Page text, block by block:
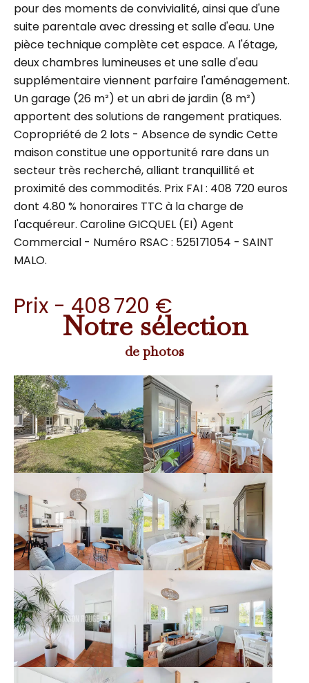
pour des moments de convivialité, ainsi que d'une
suite parentale avec dressing et salle d'eau. Une
pièce technique complète cet espace. A l'étage,
deux chambres lumineuses et une salle d'eau
supplémentaire viennent parfaire l'aménagement.
Un garage (26 m²) et un abri de jardin (8 m²)
apportent des solutions de rangement pratiques.
Copropriété de 2 lots - Absence de syndic Cette
maison constitue une opportunité rare dans un
secteur très recherché, alliant tranquillité et
proximité des commodités. Prix FAI : 408 720 euros
dont 4.80 % honoraires TTC à la charge de
l'acquéreur. Caroline GICQUEL (EI) Agent
Commercial - Numéro RSAC : 525171054 - SAINT
MALO.
Prix - 408 720 €
Notre sélection
de photos